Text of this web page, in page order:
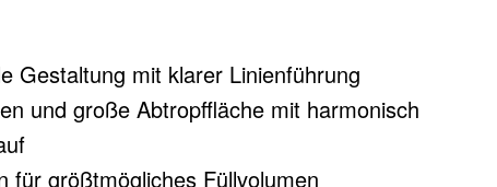
Gestaltung mit klarer Linienführung
und große Abtropffläche mit harmonisch
für größtmögliches Füllvolumen